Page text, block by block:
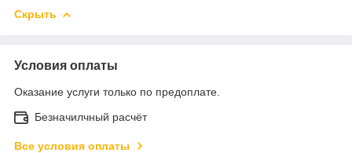
Скрыть
Условия оплаты
Оказание услуги только по предоплате.
Безначилчный расчёт
Все условия оплаты